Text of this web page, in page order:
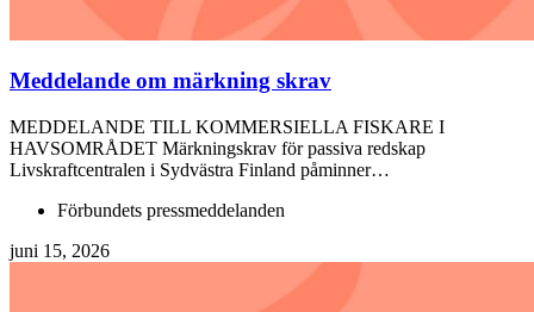
Meddelande om märkning skrav
MEDDELANDE TILL KOMMERSIELLA FISKARE I
HAVSOMRÅDET Märkningskrav för passiva redskap
Livskraftcentralen i Sydvästra Finland påminner…
Förbundets pressmeddelanden
juni 15, 2026